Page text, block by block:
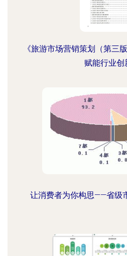
《旅游市场营销策划（第三
赋能行业创
让消费者为你构思——省级